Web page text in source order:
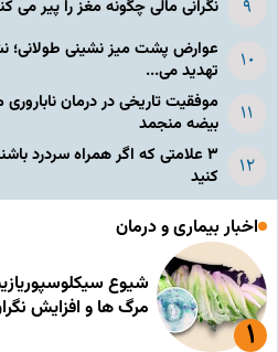
نگرانی مالی چگونه مغز را پیر می
عوارض پشت میز نشینی طولانی؛
تهدید می...
موفقیت تاریخی در درمان ناباروری
بیضه منجمد
۳ علامتی که اگر همراه سردرد
کنید
اخبار بیماری و درمان
شیوع
مرگ ها و افزایش